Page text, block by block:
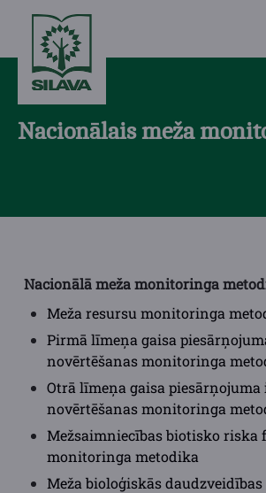
Nacionālais meža
Nacionālā meža monitoringa
Meža resursu monitoringa
Pirmā līmeņa gaisa
novērtēšanas monitoringa
Otrā līmeņa gaisa piesārņojuma
novērtēšanas monitoringa
Mežsaimniecības biotisko riska
monitoringa metodika
Meža bioloģiskās